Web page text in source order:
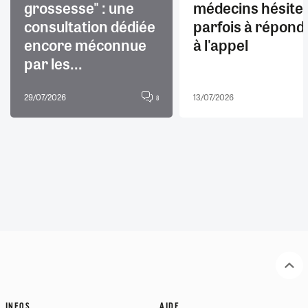
grossesse" : une
consultation dédiée
encore méconnue
par les...
29/07/2026 8
médecins
parfois à
à l'appel
13/07/2026